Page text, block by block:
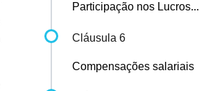
Participação nos Lucros...
Cláusula 6
Compensações salariais